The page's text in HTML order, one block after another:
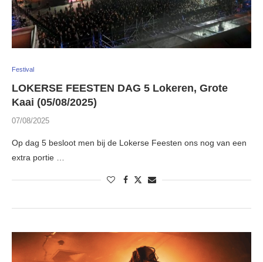
Festival
LOKERSE FEESTEN DAG 5 Lokeren, Grote
Kaai (05/08/2025)
07/08/2025
Op dag 5 besloot men bij de Lokerse Feesten ons nog van een
extra portie …